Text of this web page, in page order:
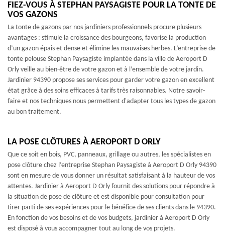
FIEZ-VOUS À STEPHAN PAYSAGISTE POUR LA TONTE DE
VOS GAZONS
La tonte de gazons par nos jardiniers professionnels procure plusieurs
avantages : stimule la croissance des bourgeons, favorise la production
d’un gazon épais et dense et élimine les mauvaises herbes. L’entreprise de
tonte pelouse Stephan Paysagiste implantée dans la ville de Aeroport D
Orly veille au bien-être de votre gazon et à l’ensemble de votre jardin.
Jardinier 94390 propose ses services pour garder votre gazon en excellent
état grâce à des soins efficaces à tarifs très raisonnables. Notre savoir-
faire et nos techniques nous permettent d'adapter tous les types de gazon
au bon traitement.
LA POSE CLÔTURES À AEROPORT D ORLY
Que ce soit en bois, PVC, panneaux, grillage ou autres, les spécialistes en
pose clôture chez l’entreprise Stephan Paysagiste à Aeroport D Orly 94390
sont en mesure de vous donner un résultat satisfaisant à la hauteur de vos
attentes. Jardinier à Aeroport D Orly fournit des solutions pour répondre à
la situation de pose de clôture et est disponible pour consultation pour
tirer parti de ses expériences pour le bénéfice de ses clients dans le 94390.
En fonction de vos besoins et de vos budgets, jardinier à Aeroport D Orly
est disposé à vous accompagner tout au long de vos projets.